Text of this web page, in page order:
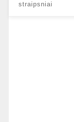
straipsniai